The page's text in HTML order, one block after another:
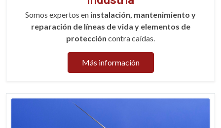
Somos expertos en instalación, mantenimiento y
reparación de líneas de vida y elementos de
protección contra caídas.
Más información